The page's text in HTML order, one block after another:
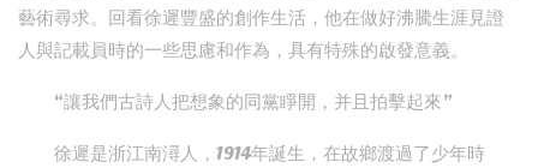
藝術尋求。回看徐遲豐盛的創作生活，他在做好沸騰生涯見證
人與記載員時的一些思慮和作為，具有特殊的啟發意義。
“讓我們古詩人把想象的同黨睜開，并且拍擊起來”
徐遲是浙江南潯人，1914年誕生，在故鄉渡過了少年時